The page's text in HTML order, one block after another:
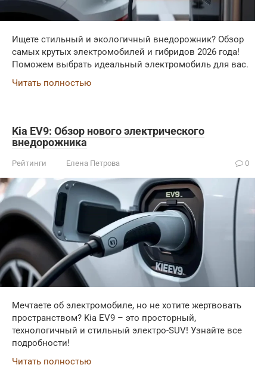
Ищете стильный и экологичный внедорожник? Обзор
самых крутых электромобилей и гибридов 2026 года!
Поможем выбрать идеальный электромобиль для вас.
Читать полностью
Kia EV9: Обзор нового электрического
внедорожника
Рейтинги Елена Петрова 0
Мечтаете об электромобиле, но не хотите жертвовать
пространством? Kia EV9 – это просторный,
технологичный и стильный электро-SUV! Узнайте все
подробности!
Читать полностью